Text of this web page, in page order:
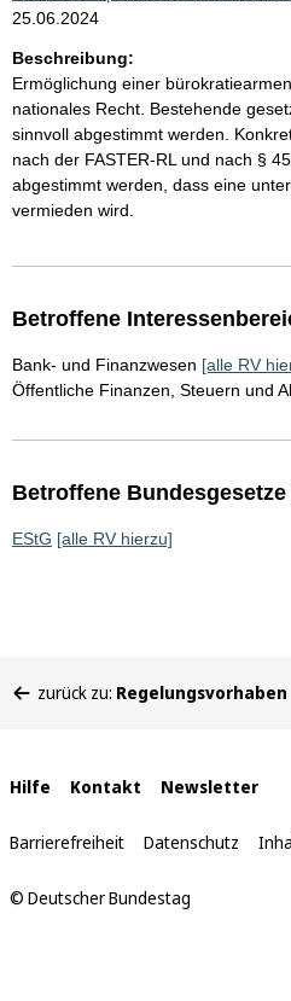
25.06.2024
Beschreibung:
Ermöglichung einer
nationales Recht. Bestehende
sinnvoll abgestimmt werden.
nach der FASTER-RL und nach §
abgestimmt werden, dass eine
vermieden wird.
Betroffene
Bank- und Finanzwesen [alle RV
Öffentliche Finanzen, Steuern und
Betroffene Bundesgesetze
EStG [alle RV hierzu]
befinden
zurück zu: Regelungsvorhaben
Interne
Links
Hilfe Kontakt Newsletter
Barrierefreiheit Datenschutz
© Deutscher Bundestag